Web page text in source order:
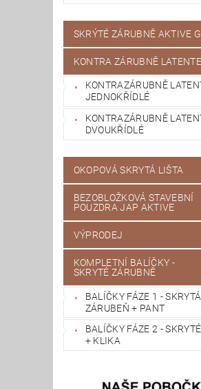
SKRÝTÉ ZÁRUBNĚ AKTIVE
KONTRA ZÁRUBNĚ LATENTE
KONTRAZÁRUBNĚ
JEDNOKŘÍDLÉ
KONTRAZÁRUBNĚ
DVOUKŘÍDLÉ
OKOPOVÁ SKRYTÁ LIŠTA
BEZOBLOŽKOVÁ STAVEBNÍ
POUZDRA JAP AKTIVE
VÝPRODEJ
KOMPLETNÍ BALÍČKY -
SKRYTÉ ZÁRUBNĚ
BALÍČKY FÁZE 1 - SKRYTÁ
ZÁRUBEŇ + PANT
BALÍČKY FÁZE 2 -
+ KLIKA